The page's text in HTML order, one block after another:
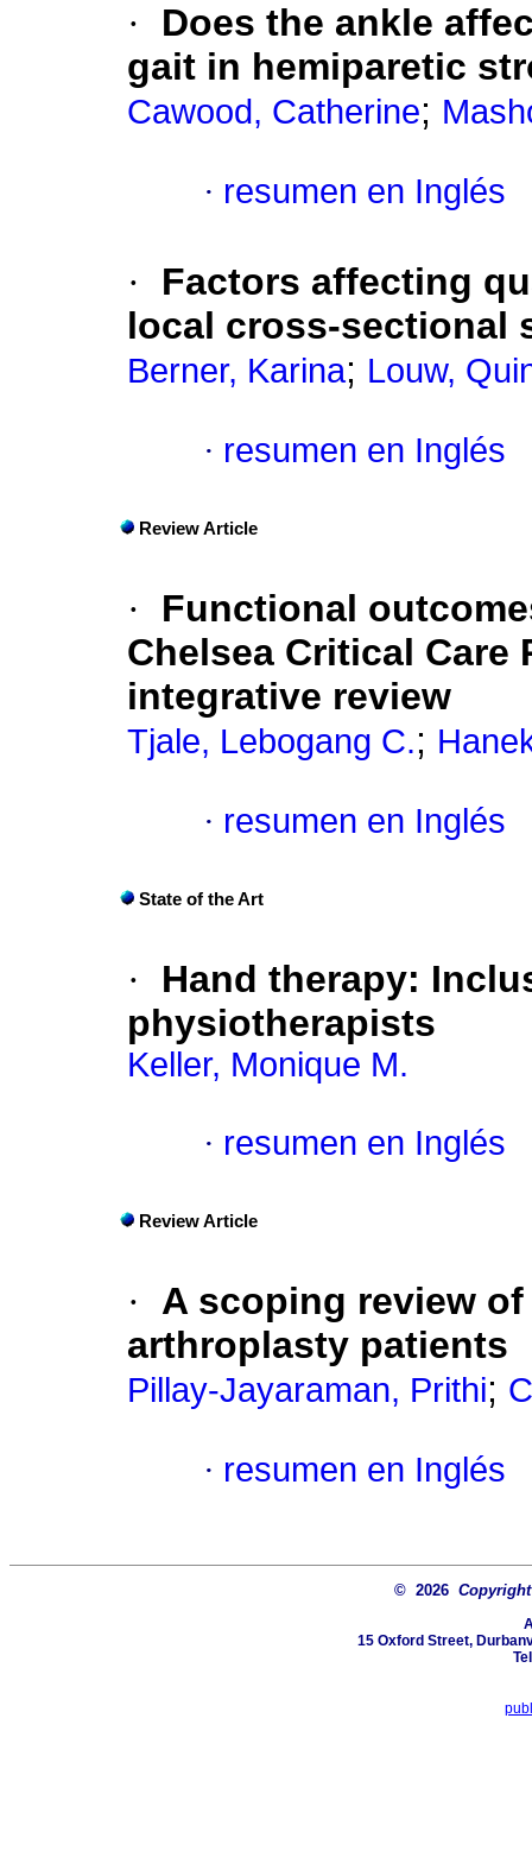
·
Does the ankle
gait in hemiparetic
Cawood, Catherine;
· resumen en Inglés
·
Factors affecting
local cross-sectional
Berner, Karina; Louw,
· resumen en Inglés
Review Article
·
Functional
Chelsea Critical
integrative review
Tjale, Lebogang C.;
· resumen en Inglés
State of the Art
·
Hand therapy:
physiotherapists
Keller, Monique M.
· resumen en Inglés
Review Article
·
A scoping review
arthroplasty patients
Pillay-Jayaraman, Prithi;
· resumen en Inglés
© 2026
15 Oxford Street,